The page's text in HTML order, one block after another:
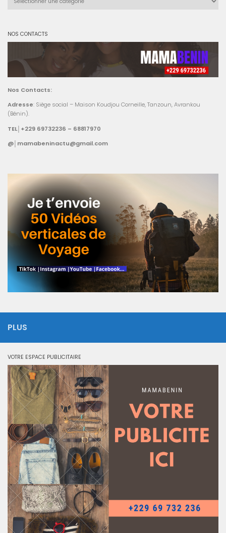
NOS CONTACTS
Nos Contacts:
Adresse: Siège social – Maison Koudjou Corneille, Tanzoun, Avrankou
(Bénin).
TEL│+229 69732236 – 68817970
@│mamabeninactu@gmail.com
PLUS
VOTRE ESPACE PUBLICITAIRE